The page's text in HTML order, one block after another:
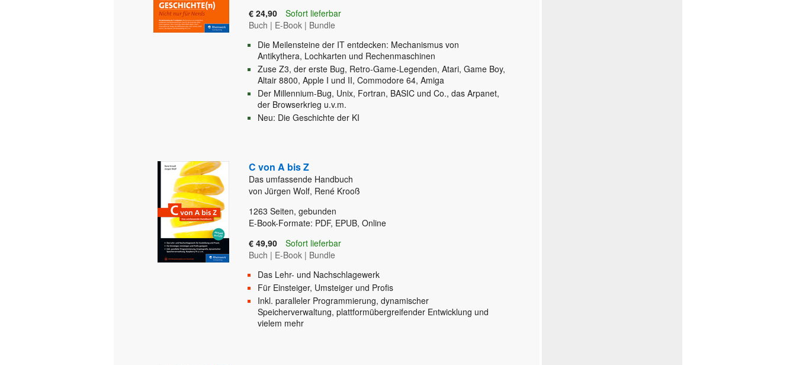
€ 24,90
Sofort lieferbar
Buch | E-Book | Bundle
Die Meilensteine der IT entdecken: Mechanismus von
Antikythera, Lochkarten und Rechenmaschinen
Zuse Z3, der erste Bug, Retro-Game-Legenden, Atari, Game Boy,
Altair 8800, Apple I und II, Commodore 64, Amiga
Der Millennium-Bug, Unix, Fortran, BASIC und Co., das Arpanet,
der Browserkrieg u.v.m.
Neu: Die Geschichte der KI
C von A bis Z
Das umfassende Handbuch
von Jürgen Wolf, René Krooß
1263 Seiten, gebunden
E-Book-Formate: PDF, EPUB, Online
€ 49,90
Sofort lieferbar
Buch | E-Book | Bundle
Das Lehr- und Nachschlagewerk
Für Einsteiger, Umsteiger und Profis
Inkl. paralleler Programmierung, dynamischer
Speicherverwaltung, plattformübergreifender Entwicklung und
vielem mehr